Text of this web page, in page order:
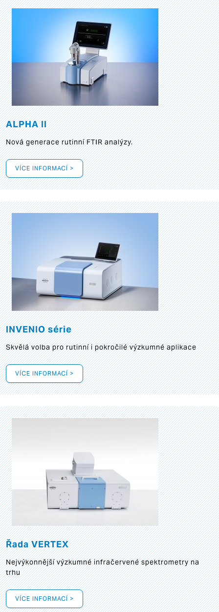
ALPHA II
Nová generace rutinní FTIR analýzy.
VÍCE INFORMACÍ >
INVENIO série
Skvělá volba pro rutinní i pokročilé výzkumné aplikace
VÍCE INFORMACÍ >
Řada VERTEX
Nejvýkonnější výzkumné infračervené spektrometry na
trhu
VÍCE INFORMACÍ >